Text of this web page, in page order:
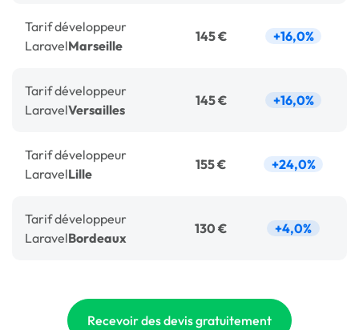
Tarifdéveloppeur
LaravelMarseille
145 € +16,0%
Tarifdéveloppeur
LaravelVersailles
145 € +16,0%
Tarifdéveloppeur
LaravelLille
155 € +24,0%
Tarifdéveloppeur
LaravelBordeaux
130 € +4,0%
Recevoir des devis gratuitement